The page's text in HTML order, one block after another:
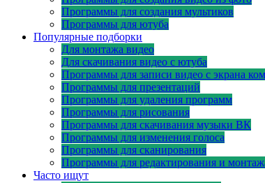
Программы для создания мультиков
Программы для ютуба
Популярные подборки
Для монтажа видео
Для скачивания видео с ютуба
Программы для записи видео с экрана
Программы для презентаций
Программы для удаления программ
Программы для рисования
Программы для скачивания музыки ВК
Программы для изменения голоса
Программы для сканирования
Программы для редактирования и
Часто ищут